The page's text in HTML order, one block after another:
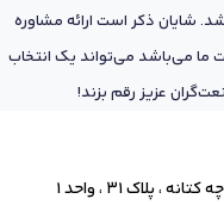
ذکر است ارائه مشاوره
ما می‌باشد می‌تواند یک انتخاب
عزیز رقم بزند!
پلاک ۳۱ ، واحد ۱